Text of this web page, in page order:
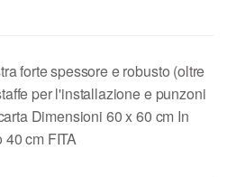
forte spessore e robusto (oltre
per l'installazione e punzoni
Dimensioni 60 x 60 cm In
cm FITA